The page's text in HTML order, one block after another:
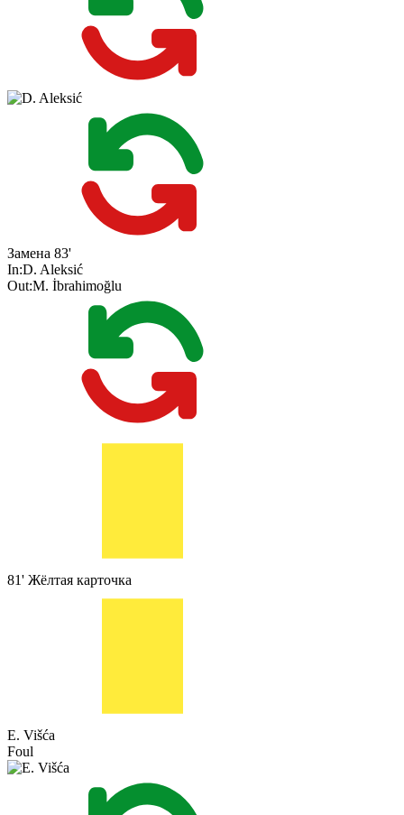
Замена 83'
In:D. Aleksić
Out:M. İbrahimoğlu
81' Жёлтая карточка
E. Višća
Foul